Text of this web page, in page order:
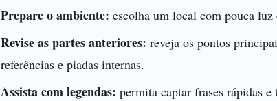
Prepare o ambiente: escolha um local com pouca
Revise as partes anteriores: reveja os pontos
referências e piadas internas.
Assista com legendas: permita captar frases rápidas